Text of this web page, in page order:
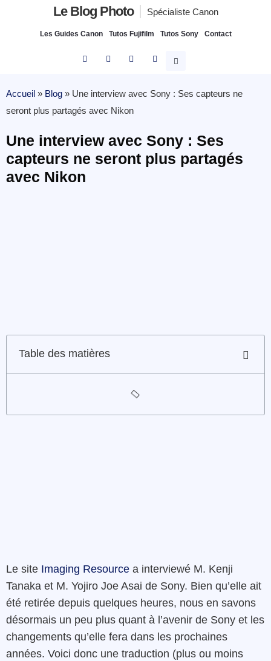
Le Blog Photo Spécialiste Canon
Les Guides Canon Tutos Fujifilm Tutos Sony Contact
Accueil » Blog » Une interview avec Sony : Ses capteurs ne
seront plus partagés avec Nikon
Une interview avec Sony : Ses
capteurs ne seront plus partagés
avec Nikon
Table des matières
Le site Imaging Resource a interviewé M. Kenji
Tanaka et M. Yojiro Joe Asai de Sony. Bien qu’elle ait
été retirée depuis quelques heures, nous en savons
désormais un peu plus quant à l’avenir de Sony et les
changements qu’elle fera dans les prochaines
années. Voici donc une traduction (plus ou moins